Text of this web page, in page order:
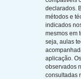
declarados.
métodos e
indicados
mesmos em
seja, aulas
aplicação.
observados
consultadas